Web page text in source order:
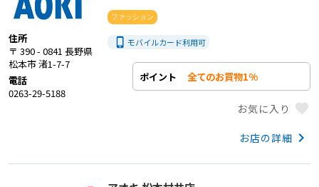
住所
〒 390 - 0841 長野県
松本市 渚1-7-7
電話
0263-29-5188
ファッション
phone_iphone モバイルカード利用可
ポイント 全てのお買物1%
お気に入り favorite
お店の詳細 keyboard_arrow_right